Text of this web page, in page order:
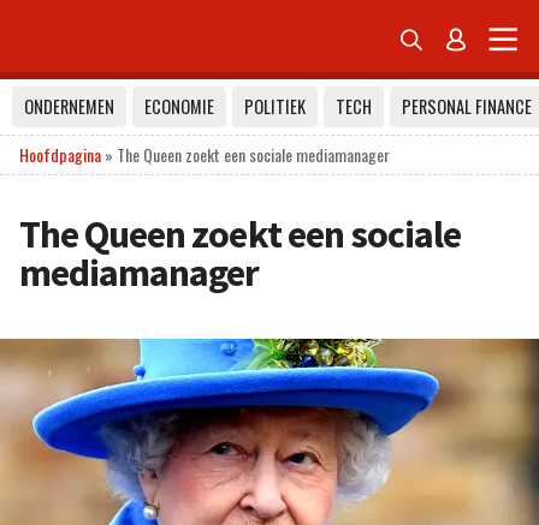
 
ONDERNEMEN ECONOMIE POLITIEK TECH
PERSONAL FINANCE
Hoofdpagina» The Queen zoekt een sociale mediamanager
The Queen zoekt een sociale
mediamanager